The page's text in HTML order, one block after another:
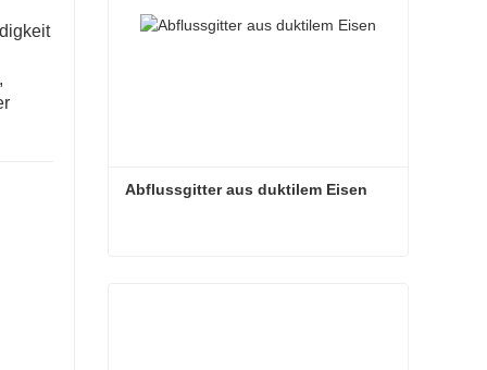
Abflussgitter aus duktilem Eisen